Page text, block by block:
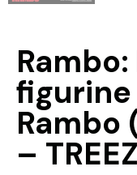
figurine
Rambo
–